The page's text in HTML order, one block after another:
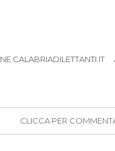
CALABRIADILETTANTI.IT
CLICCA PER